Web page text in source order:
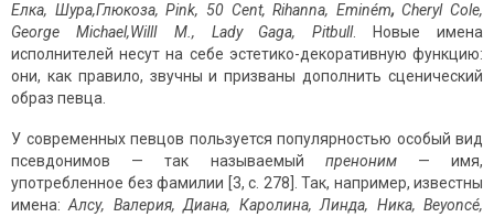
Eлка, Шура,Глюкоза,Pink, 50 Cent, Rihanna, Eminém, Cheryl Cole,
George Michael,WillI M., Lady Gaga,Pitbull. Новые имена
исполнителей несут на себе эстетико-декоративную функцию:
они, как правило, звучны и призваны дополнить сценический
образ певца.
У современных певцов пользуется популярностью особый вид
псевдони­мов — так называемый преноним— имя,
употребленное без фамилии [3, с. 278]. Так, например, известны
имена:Алсу, Валерия, Диана, Каролина, Линда, Ника,Beyoncé,